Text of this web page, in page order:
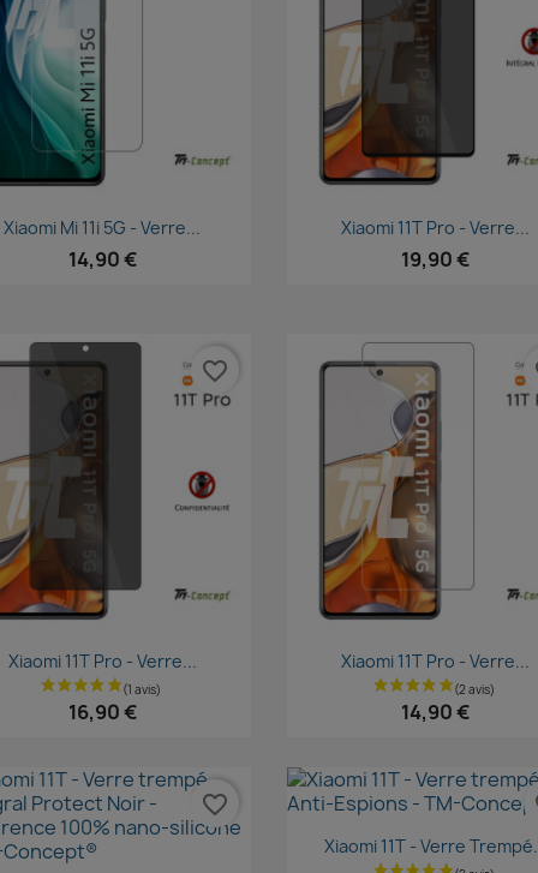
Aperçu rapide
Xiaomi Mi 11i 5G - Verre...
14,90 €
Aperçu rapide
Xiaomi 11T Pro - Verre...
19,90 €
Aperçu rapide
Xiaomi 11T Pro - Verre...
16,90 €
favorite_border
Aperçu rapide
Xiaomi 11T Pro - Verre...
14,90 €
favorite_border
Aperçu rapide
Xiaomi 11T - Verre